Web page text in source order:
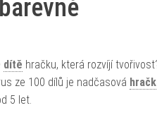
dítě hračku, která rozvíjí
ze 100 dílů je nadčasová
5 let.